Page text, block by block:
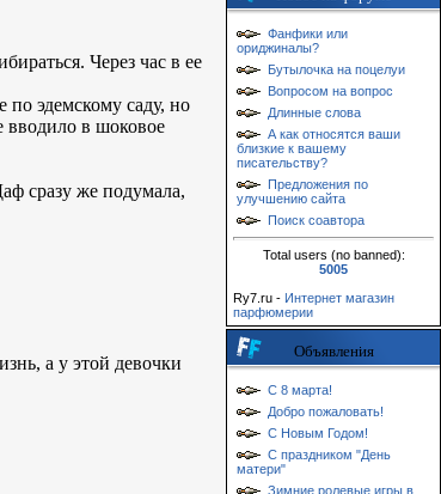
Через час в ее
по эдемскому саду, но
вводило в шоковое
сразу же подумала,
а у этой девочки
Фанфики или
ориджиналы?
Бутылочка на поцелуи
Вопросом на вопрос
Длинные слова
А как относятся ваши
близкие к вашему
писательству?
Предложения по
улучшению сайта
Поиск соавтора
Total users (no banned):
5005
Ry7.ru - Интернет магазин
парфюмерии
Объявления
С 8 марта!
Добро пожаловать!
С Новым Годом!
С праздником "День
матери"
Зимние ролевые игры в